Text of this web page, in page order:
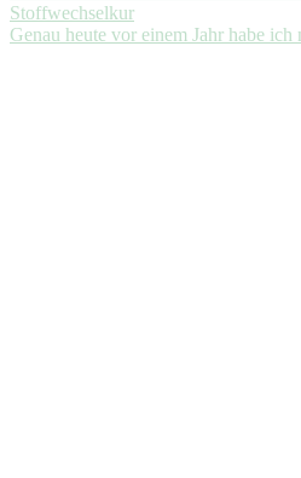
Genau heute vor einem Jahr habe ich